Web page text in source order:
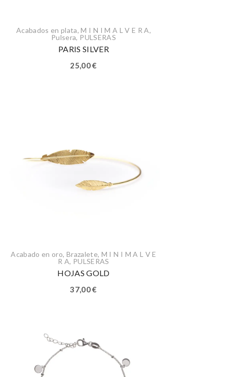
Acabados en plata,M I N I M A L V E R A,
Pulsera, PULSERAS
PARIS SILVER
25,00€
Acabado en oro, Brazalete, M I N I M A L V E
R A, PULSERAS
HOJAS GOLD
37,00€